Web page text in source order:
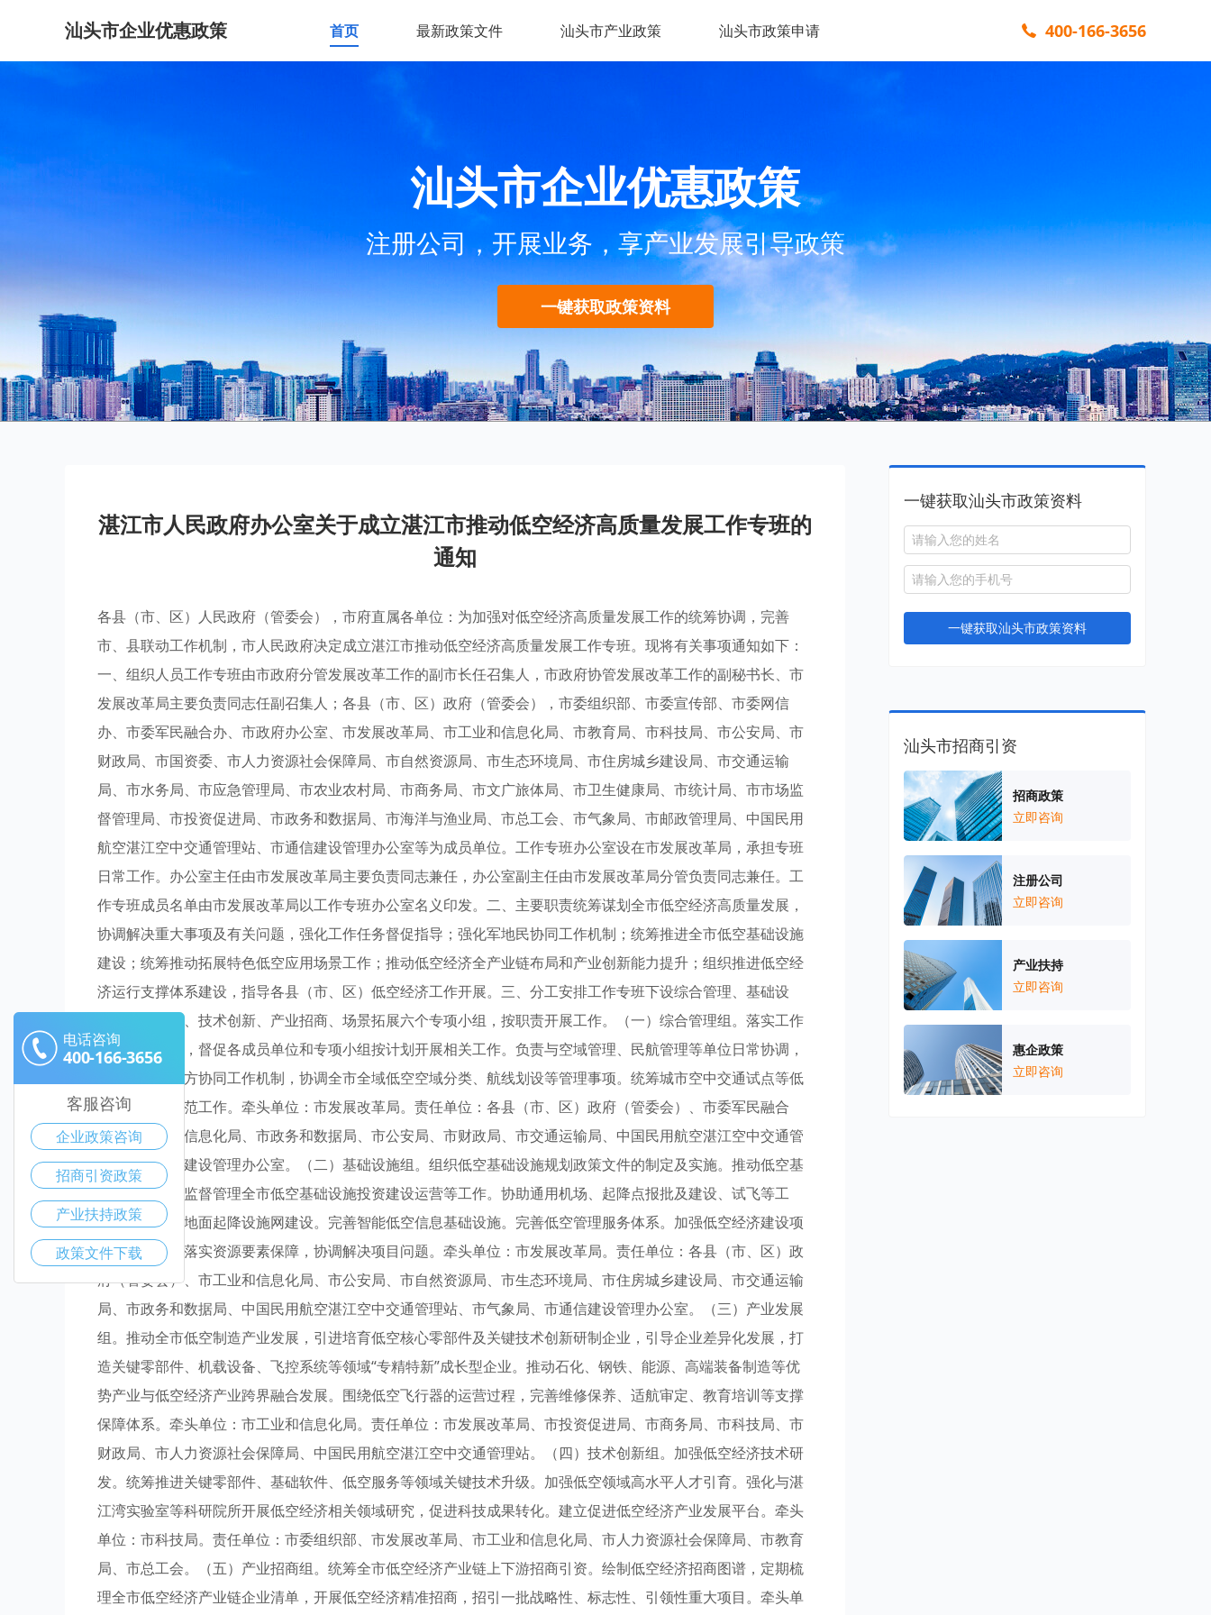
汕头市企业优惠政策 首页 最新政策文件 汕头市产业政策 汕头市政策申请 400-166-3656
汕头市企业优惠政策
注册公司，开展业务，享产业发展引导政策
一键获取政策资料
湛江市人民政府办公室关于成立湛江市推动低空经济高质量发展工作专班的
通知
各县（市、区）人民政府（管委会），市府直属各单位：为加强对低空经济高质量发展工作的统筹协调，完善
市、县联动工作机制，市人民政府决定成立湛江市推动低空经济高质量发展工作专班。现将有关事项通知如下：
一、组织人员工作专班由市政府分管发展改革工作的副市长任召集人，市政府协管发展改革工作的副秘书长、市
发展改革局主要负责同志任副召集人；各县（市、区）政府（管委会），市委组织部、市委宣传部、市委网信
办、市委军民融合办、市政府办公室、市发展改革局、市工业和信息化局、市教育局、市科技局、市公安局、市
财政局、市国资委、市人力资源社会保障局、市自然资源局、市生态环境局、市住房城乡建设局、市交通运输
局、市水务局、市应急管理局、市农业农村局、市商务局、市文广旅体局、市卫生健康局、市统计局、市市场监
督管理局、市投资促进局、市政务和数据局、市海洋与渔业局、市总工会、市气象局、市邮政管理局、中国民用
航空湛江空中交通管理站、市通信建设管理办公室等为成员单位。工作专班办公室设在市发展改革局，承担专班
日常工作。办公室主任由市发展改革局主要负责同志兼任，办公室副主任由市发展改革局分管负责同志兼任。工
作专班成员名单由市发展改革局以工作专班办公室名义印发。二、主要职责统筹谋划全市低空经济高质量发展，
协调解决重大事项及有关问题，强化工作任务督促指导；强化军地民协同工作机制；统筹推进全市低空基础设施
建设；统筹推动拓展特色低空应用场景工作；推动低空经济全产业链布局和产业创新能力提升；组织推进低空经
济运行支撑体系建设，指导各县（市、区）低空经济工作开展。三、分工安排工作专班下设综合管理、基础设
施、产业发展、技术创新、产业招商、场景拓展六个专项小组，按职责开展工作。（一）综合管理组。落实工作
专班部署要求，督促各成员单位和专项小组按计划开展相关工作。负责与空域管理、民航管理等单位日常协调，
强化军地民三方协同工作机制，协调全市全域低空空域分类、航线划设等管理事项。统筹城市空中交通试点等低
空领域试点示范工作。牵头单位：市发展改革局。责任单位：各县（市、区）政府（管委会）、市委军民融合
办、市工业和信息化局、市政务和数据局、市公安局、市财政局、市交通运输局、中国民用航空湛江空中交通管
理站、市通信建设管理办公室。（二）基础设施组。组织低空基础设施规划政策文件的制定及实施。推动低空基
础设施建设。监督管理全市低空基础设施投资建设运营等工作。协助通用机场、起降点报批及建设、试飞等工
作，组织推进地面起降设施网建设。完善智能低空信息基础设施。完善低空管理服务体系。加强低空经济建设项
目跟踪调度，落实资源要素保障，协调解决项目问题。牵头单位：市发展改革局。责任单位：各县（市、区）政
府（管委会）、市工业和信息化局、市公安局、市自然资源局、市生态环境局、市住房城乡建设局、市交通运输
局、市政务和数据局、中国民用航空湛江空中交通管理站、市气象局、市通信建设管理办公室。（三）产业发展
组。推动全市低空制造产业发展，引进培育低空核心零部件及关键技术创新研制企业，引导企业差异化发展，打
造关键零部件、机载设备、飞控系统等领域“专精特新”成长型企业。推动石化、钢铁、能源、高端装备制造等优
势产业与低空经济产业跨界融合发展。围绕低空飞行器的运营过程，完善维修保养、适航审定、教育培训等支撑
保障体系。牵头单位：市工业和信息化局。责任单位：市发展改革局、市投资促进局、市商务局、市科技局、市
财政局、市人力资源社会保障局、中国民用航空湛江空中交通管理站。（四）技术创新组。加强低空经济技术研
发。统筹推进关键零部件、基础软件、低空服务等领域关键技术升级。加强低空领域高水平人才引育。强化与湛
江湾实验室等科研院所开展低空经济相关领域研究，促进科技成果转化。建立促进低空经济产业发展平台。牵头
单位：市科技局。责任单位：市委组织部、市发展改革局、市工业和信息化局、市人力资源社会保障局、市教育
局、市总工会。（五）产业招商组。统筹全市低空经济产业链上下游招商引资。绘制低空经济招商图谱，定期梳
理全市低空经济产业链企业清单，开展低空经济精准招商，招引一批战略性、标志性、引领性重大项目。牵头单
一键获取汕头市政策资料
一键获取汕头市政策资料
汕头市招商引资
招商政策
立即咨询
注册公司
立即咨询
产业扶持
立即咨询
惠企政策
立即咨询
电话咨询
400-166-3656
客服咨询
企业政策咨询
招商引资政策
产业扶持政策
政策文件下载